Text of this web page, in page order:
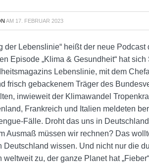
AM 17. FEBRUAR 2023
der Lebenslinie“ heißt der neue
Episode „Klima & Gesundheit“ hat
Lebenslinie, mit dem
frisch gebackenem Träger des
inwieweit der Klimawandel
Frankreich und Italien meldeten
Fälle. Droht das uns in
Ausmaß müssen wir rechnen? Das
Deutschland wissen. Und nicht nur die
weltweit zu, der ganze Planet hat